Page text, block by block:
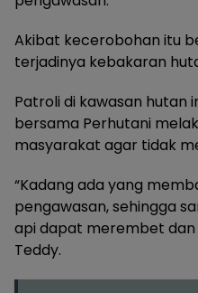
Akibat kecerobohan itu
terjadinya kebakaran
Patroli di kawasan hutan
bersama Perhutani
masyarakat agar tidak
“Kadang ada yang
pengawasan, sehingga
api dapat merembet dan
Teddy.